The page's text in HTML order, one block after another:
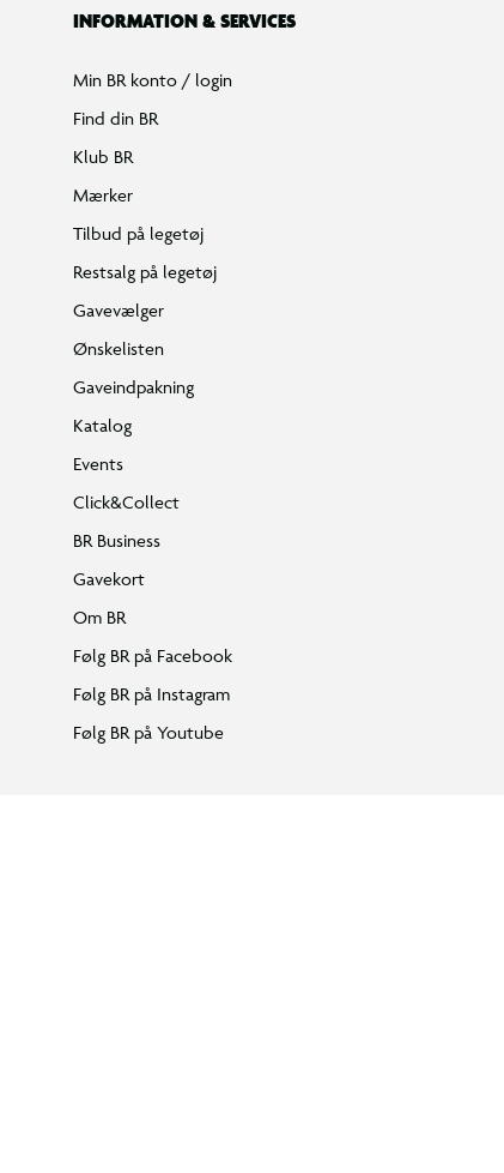
INFORMATION & SERVICES
Min BR konto / login
Find din BR
Klub BR
Mærker
Tilbud på legetøj
Restsalg på legetøj
Gavevælger
Ønskelisten
Gaveindpakning
Katalog
Events
Click&Collect
BR Business
Gavekort
Om BR
Følg BR på Facebook
Følg BR på Instagram
Følg BR på Youtube